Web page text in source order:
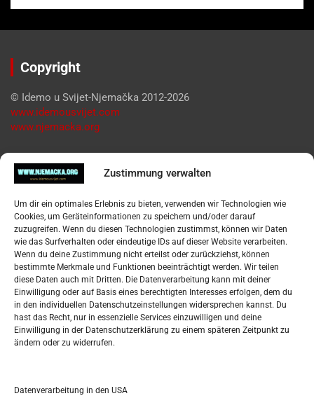
Zustimmung verwalten
Um dir ein optimales Erlebnis zu bieten, verwenden wir Technologien wie
Cookies, um Geräteinformationen zu speichern und/oder darauf
zuzugreifen. Wenn du diesen Technologien zustimmst, können wir Daten
wie das Surfverhalten oder eindeutige IDs auf dieser Website verarbeiten.
Wenn du deine Zustimmung nicht erteilst oder zurückziehst, können
bestimmte Merkmale und Funktionen beeinträchtigt werden. Wir teilen
diese Daten auch mit Dritten. Die Datenverarbeitung kann mit deiner
Einwilligung oder auf Basis eines berechtigten Interesses erfolgen, dem du
in den individuellen Datenschutzeinstellungen widersprechen kannst. Du
hast das Recht, nur in essenzielle Services einzuwilligen und deine
Einwilligung in der Datenschutzerklärung zu einem späteren Zeitpunkt zu
ändern oder zu widerrufen.
Datenverarbeitung in den USA
Copyright
© Idemo u Svijet-Njemačka 2012-2026
www.idemousvijet.com
www.njemacka.org
Pregled
Datenschutzerklärung
Widerufsbelehrung
Oglašavanje / Postavite svoj oglas
Tko je “Idemo u Svijet – Njemačka?
Pretražite stranicu:
S